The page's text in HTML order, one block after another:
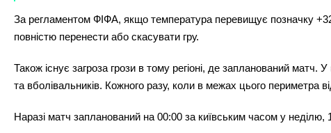
За регламентом ФІФА, якщо температура перевищує позначку
повністю перенести або скасувати гру.
Також існує загроза грози в тому регіоні, де запланований матч.
та вболівальників. Кожного разу, коли в межах цього периметра
Наразі матч запланований на 00:00 за київським часом у неділю,